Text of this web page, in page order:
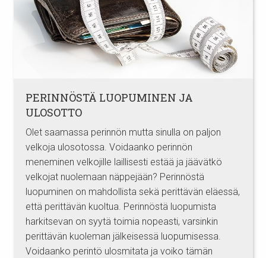
PERINNÖSTÄ LUOPUMINEN JA
ULOSOTTO
Olet saamassa perinnön mutta sinulla on paljon
velkoja ulosotossa. Voidaanko perinnön
meneminen velkojille laillisesti estää ja jäävätkö
velkojat nuolemaan näppejään? Perinnöstä
luopuminen on mahdollista sekä perittävän eläessä,
että perittävän kuoltua. Perinnöstä luopumista
harkitsevan on syytä toimia nopeasti, varsinkin
perittävän kuoleman jälkeisessä luopumisessa.
Voidaanko perintö ulosmitata ja voiko tämän